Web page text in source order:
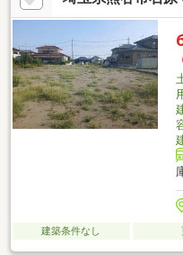
建築条件なし